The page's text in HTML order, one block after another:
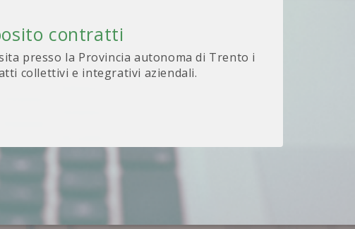
contratti
presso la Provincia autonoma di Trento i
collettivi e integrativi aziendali.